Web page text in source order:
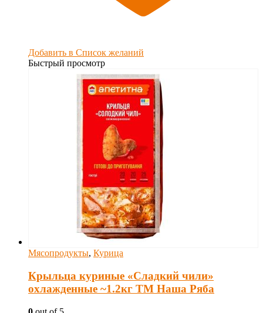
Добавить в Список желаний
Быстрый просмотр
Мясопродукты, Курица
Крыльца куриные «Сладкий чили»
охлажденные ~1.2кг ТМ Наша Ряба